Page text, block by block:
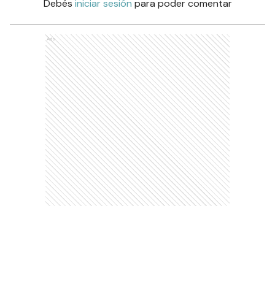
Debés iniciar sesiónpara poder comentar
Ads